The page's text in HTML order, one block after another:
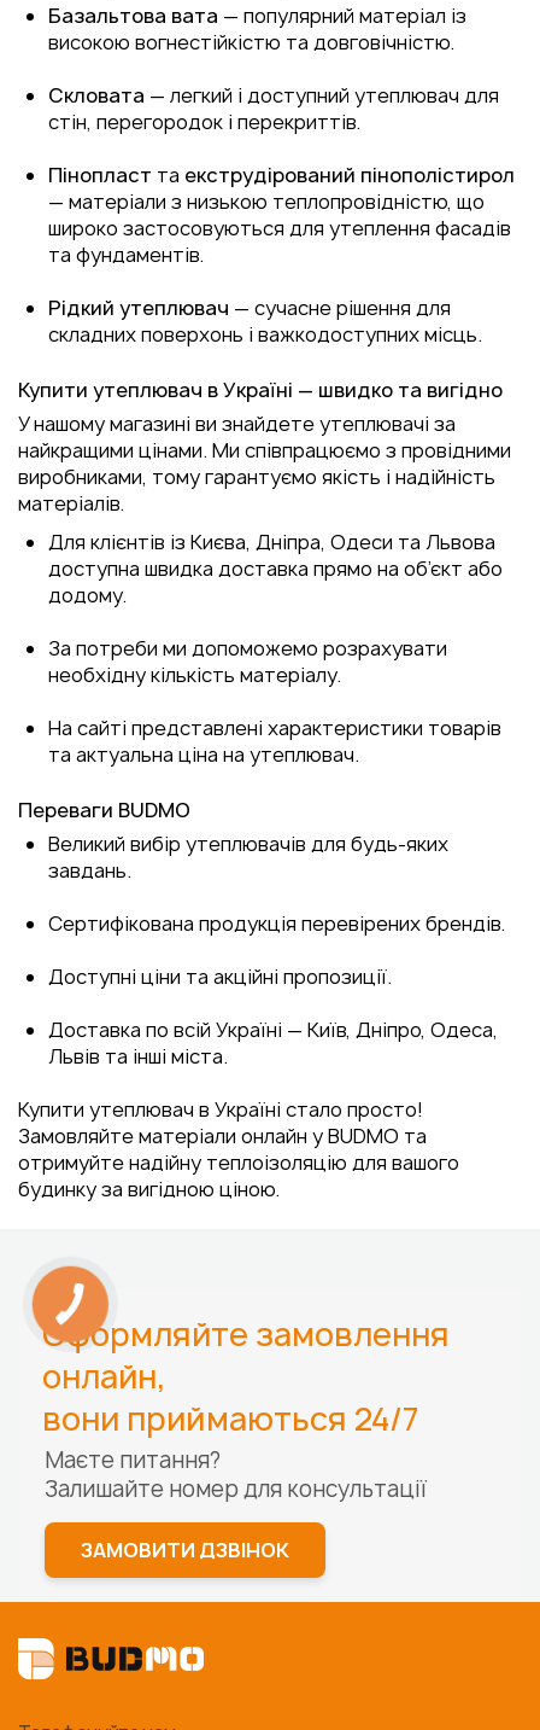
Базальтова вата — популярний матеріал із
високою вогнестійкістю та довговічністю.
Скловата — легкий і доступний утеплювач для
стін, перегородок і перекриттів.
Пінопласт та екструдірований пінополістирол
— матеріали з низькою теплопровідністю, що
широко застосовуються для утеплення фасадів
та фундаментів.
Рідкий утеплювач — сучасне рішення для
складних поверхонь і важкодоступних місць.
Купити утеплювач в Україні — швидко та вигідно
У нашому магазині ви знайдете утеплювачі за
найкращими цінами. Ми співпрацюємо з провідними
виробниками, тому гарантуємо якість і надійність
матеріалів.
Для клієнтів із Києва, Дніпра, Одеси та Львова
доступна швидка доставка прямо на об’єкт або
додому.
За потреби ми допоможемо розрахувати
необхідну кількість матеріалу.
На сайті представлені характеристики товарів
та актуальна ціна на утеплювач.
Переваги BUDMO
Великий вибір утеплювачів для будь-яких
завдань.
Сертифікована продукція перевірених брендів.
Доступні ціни та акційні пропозиції.
Доставка по всій Україні — Київ, Дніпро, Одеса,
Львів та інші міста.
Купити утеплювач в Україні стало просто!
Замовляйте матеріали онлайн уBUDMO та
отримуйте надійну теплоізоляцію для вашого
будинку за вигідною ціною.
Оформляйте замовлення
онлайн,
вони приймаються 24/7
Маєте питання?
Залишайте номер для консультації
ЗАМОВИТИ ДЗВІНОК